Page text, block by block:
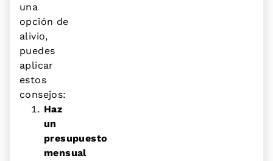
una
opción de
alivio,
puedes
aplicar
estos
consejos:
Haz
un
presupuesto
mensual